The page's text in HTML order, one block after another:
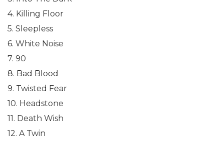
4. Killing Floor
5. Sleepless
6. White Noise
7. 90
8. Bad Blood
9. Twisted Fear
10. Headstone
11. Death Wish
12. A Twin